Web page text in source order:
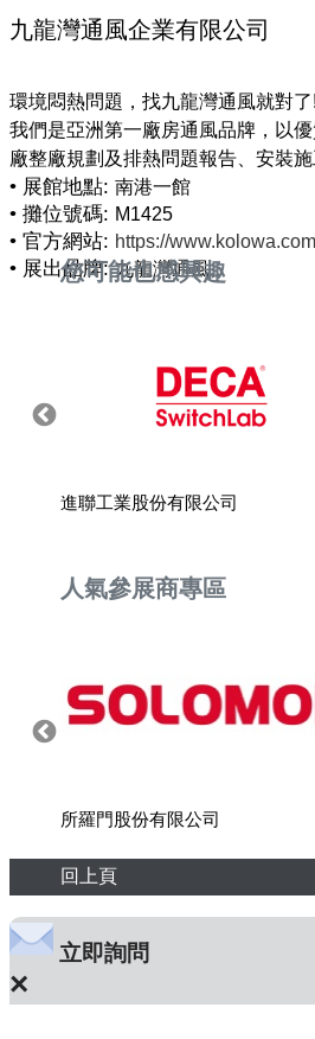
九龍灣通風企業有限公司
環境悶熱問題，找九龍灣通風就對了!
我們是亞洲第一廠房通風品牌，以
• 展館地點: 南港一館
• 攤位號碼: M1425
• 官方網站: https://
• 展出品牌:九龍灣通風
您可能也感興趣
進聯工業股份有限公司
人氣參展商專區
所羅門股份有限公司
回上頁
立即詢問
×